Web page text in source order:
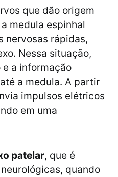
que dão origem
medula espinhal
nervosas rápidas,
Nessa situação,
a informação
a medula. A partir
impulsos elétricos
em uma
patelar, que é
quando